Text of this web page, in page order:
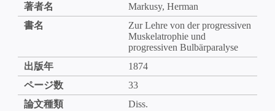
著者名
Markusy, Herman
書名
Zur Lehre von der progressiven
Muskelatrophie und
progressiven Bulbärparalyse
出版年
1874
ページ数
33
論文種類
Diss.